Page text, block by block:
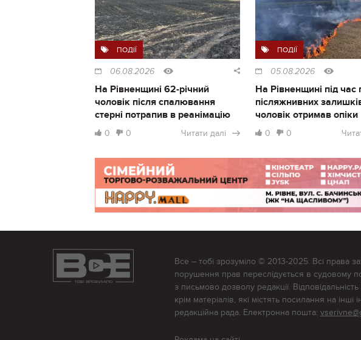
ПОДІЇ
06.08.2026
На Рівненщині 62-річний
чоловік після спалювання
стерні потрапив в реанімацію
0 0 Читати далі
ПОДІЇ
05.08.2026
На Рівненщині під час
післяжнивних
чоловік отримав опіки
0 0
Все – тобі зрозуміло © 2013-2025. Всі права
порушення прав переслідується в судовому
з письмово дозволу редакції.
крім матеріалів, які містять посилання на
редакційна рада. Електронна пошта: